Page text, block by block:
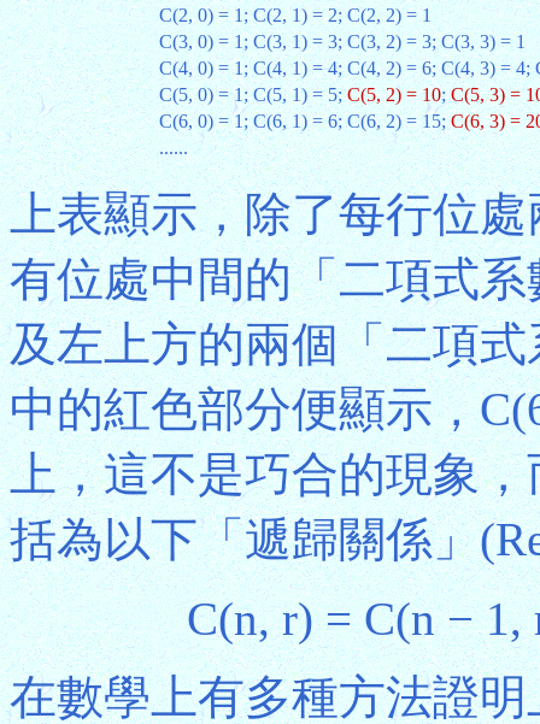
C(2, 0) = 1; C(2, 1) = 2; C(2, 2) = 1
C(3, 0) = 1; C(3, 1) = 3; C(3, 2) = 3; C(3, 3) = 1
C(4, 0) = 1; C(4, 1) = 4; C(4, 2) = 6; C(4, 3) = 4;
C(5, 0) = 1; C(5, 1) = 5;C(5, 2) = 10;C(5, 3) =
C(6, 0) = 1; C(6, 1) = 6; C(6, 2) = 15;C(6, 3) =
......
上表顯示，除了每行位
有位處中間的「二項式
及左上方的兩個「二項
中的紅色部分便顯示，
上，這不是巧合的現象
括為以下「遞歸關係」
C(n, r) = C(n −
在數學上有多種方法證